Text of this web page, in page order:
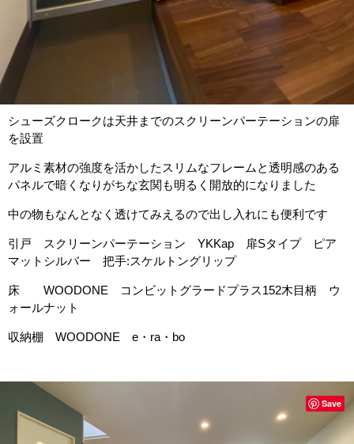
シューズクロークは天井までのスクリーンパーテーションの扉
を設置
アルミ素材の強度を活かしたスリムなフレームと透明感のある
パネルで暗くなりがちな玄関も明るく開放的になりました
中の物もなんとなく透けてみえるので出し入れにも便利です
引戸 スクリーンパーテーション YKKap 扉Sタイプ ピア
マットシルバー 把手:スケルトングリップ
床 WOODONE コンビットグラードプラス152木目柄 ウ
ォールナット
収納棚 WOODONE e・ra・bo
Save